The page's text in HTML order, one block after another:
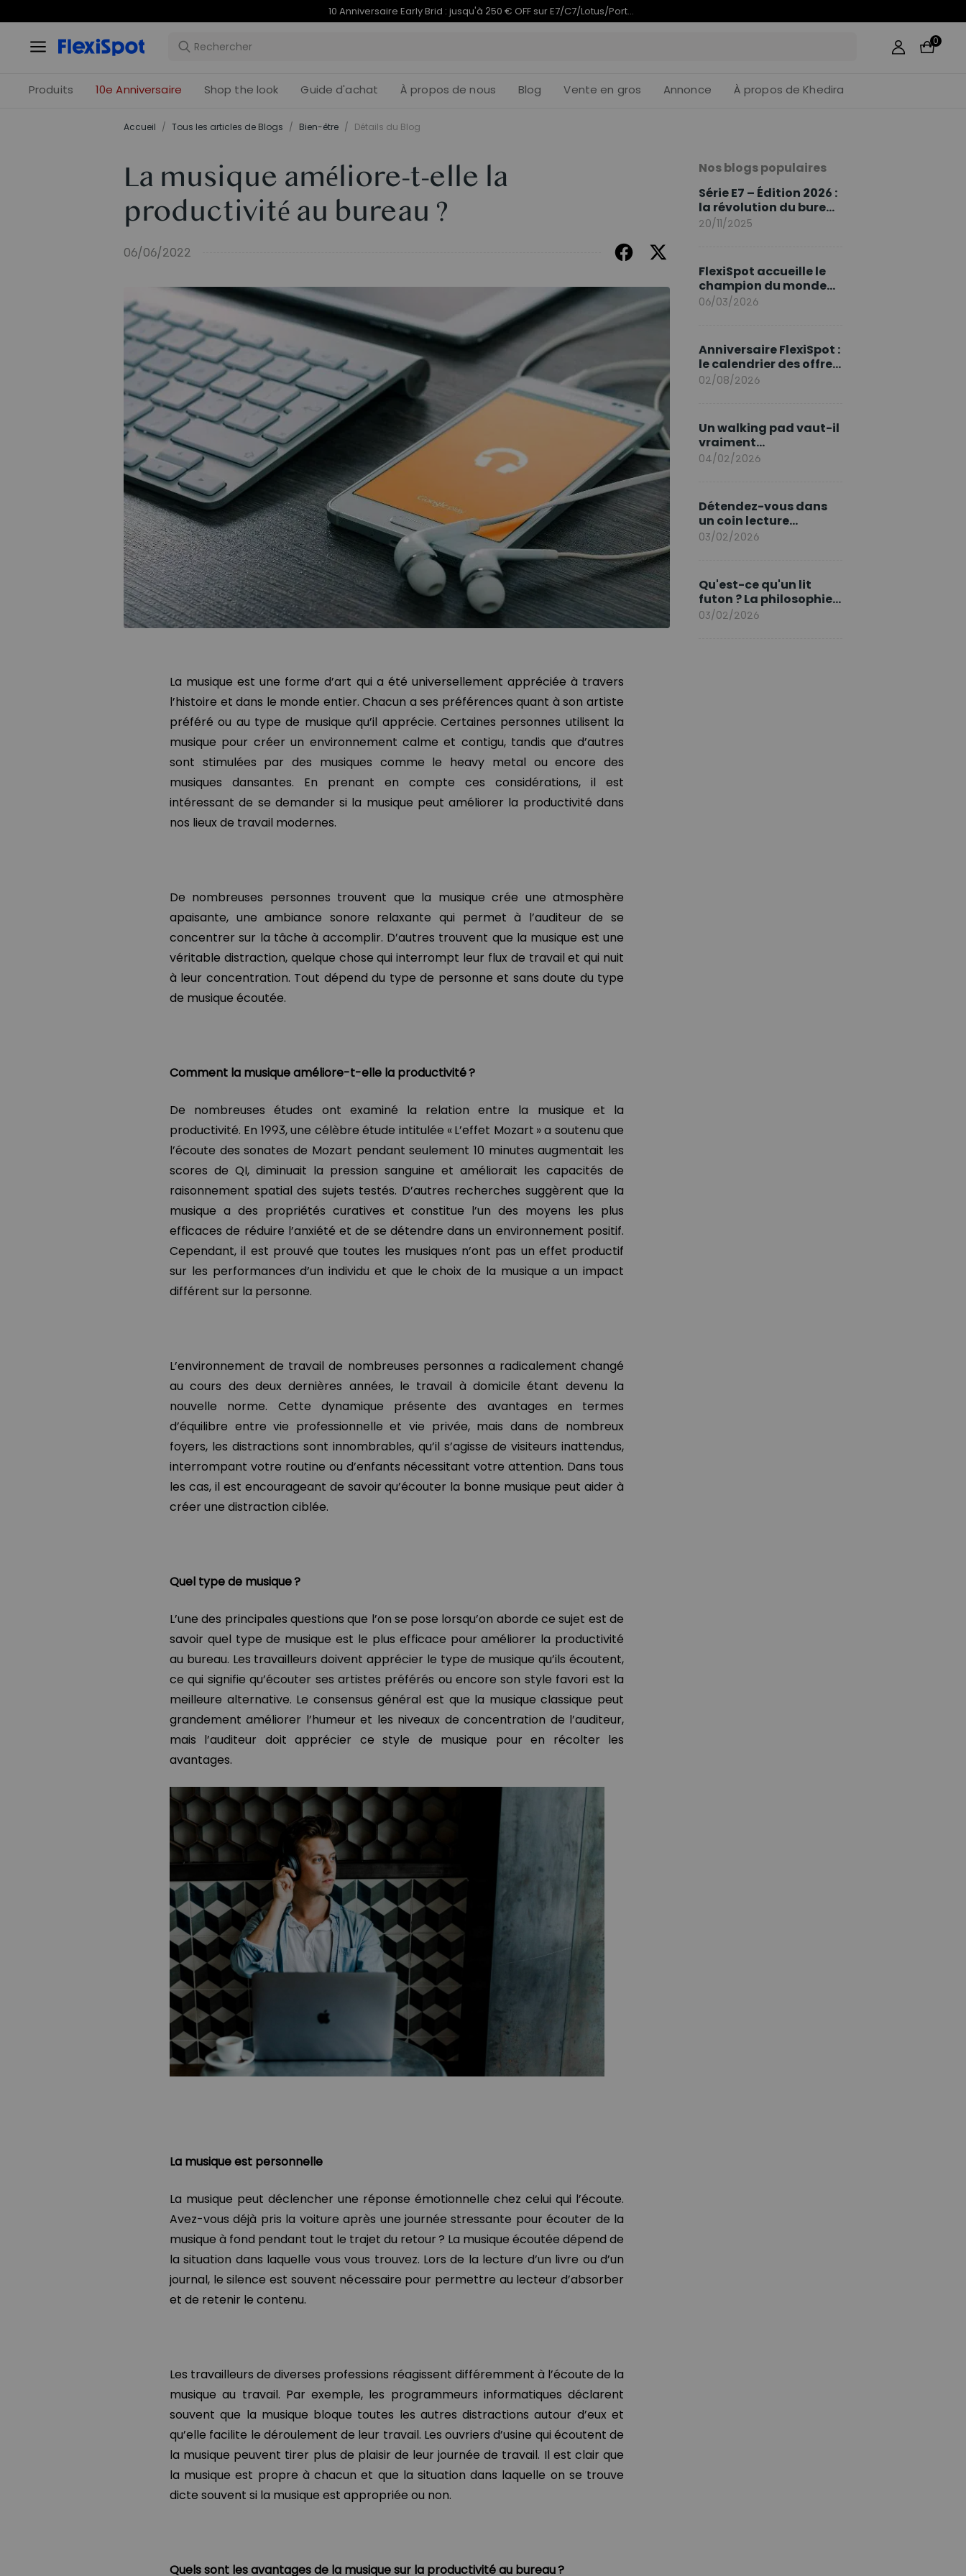
Offres du 10e anniversaire | C7 Morpher dès 579,99 € Termine en 09j 06
0
Produits 10e Anniversaire Shop the look Guide d'achat À propos de nous Blog Vente en gros Annonce À propos de Khedira
Accueil / Tous les articles de Blogs / Bien-être / Détails du Blog
La musique améliore-t-elle la
productivité au bureau ?
06/06/2022
La musique est une forme d’art qui a été universellement appréciée à travers
l’histoire et dans le monde entier. Chacun a ses préférences quant à son artiste
préféré ou au type de musique qu’il apprécie. Certaines personnes utilisent la
musique pour créer un environnement calme et contigu, tandis que d’autres
sont stimulées par des musiques comme le heavy metal ou encore des
musiques dansantes. En prenant en compte ces considérations, il est
intéressant de se demander si la musique peut améliorer la productivité dans
nos lieux de travail modernes.
De nombreuses personnes trouvent que la musique crée une atmosphère
apaisante, une ambiance sonore relaxante qui permet à l’auditeur de se
concentrer sur la tâche à accomplir. D’autres trouvent que la musique est une
véritable distraction, quelque chose qui interrompt leur flux de travail et qui nuit
à leur concentration. Tout dépend du type de personne et sans doute du type
de musique écoutée.
Comment la musique améliore-t-elle la productivité ?
De nombreuses études ont examiné la relation entre la musique et la
productivité. En 1993, une célèbre étude intitulée « L’effet Mozart » a soutenu que
l’écoute des sonates de Mozart pendant seulement 10 minutes augmentait les
scores de QI, diminuait la pression sanguine et améliorait les capacités de
raisonnement spatial des sujets testés. D’autres recherches suggèrent que la
musique a des propriétés curatives et constitue l’un des moyens les plus
efficaces de réduire l’anxiété et de se détendre dans un environnement positif.
Cependant, il est prouvé que toutes les musiques n’ont pas un effet productif
sur les performances d’un individu et que le choix de la musique a un impact
différent sur la personne.
L’environnement de travail de nombreuses personnes a radicalement changé
au cours des deux dernières années, le travail à domicile étant devenu la
nouvelle norme. Cette dynamique présente des avantages en termes
d’équilibre entre vie professionnelle et vie privée, mais dans de nombreux
foyers, les distractions sont innombrables, qu’il s’agisse de visiteurs inattendus,
interrompant votre routine ou d’enfants nécessitant votre attention. Dans tous
les cas, il est encourageant de savoir qu’écouter la bonne musique peut aider à
créer une distraction ciblée.
Quel type de musique ?
L’une des principales questions que l’on se pose lorsqu’on aborde ce sujet est de
savoir quel type de musique est le plus efficace pour améliorer la productivité
au bureau. Les travailleurs doivent apprécier le type de musique qu’ils écoutent,
ce qui signifie qu’écouter ses artistes préférés ou encore son style favori est la
meilleure alternative. Le consensus général est que la musique classique peut
grandement améliorer l’humeur et les niveaux de concentration de l’auditeur,
mais l’auditeur doit apprécier ce style de musique pour en récolter les
avantages.
La musique est personnelle
La musique peut déclencher une réponse émotionnelle chez celui qui l’écoute.
Avez-vous déjà pris la voiture après une journée stressante pour écouter de la
musique à fond pendant tout le trajet du retour ? La musique écoutée dépend de
la situation dans laquelle vous vous trouvez. Lors de la lecture d’un livre ou d’un
journal, le silence est souvent nécessaire pour permettre au lecteur d’absorber
et de retenir le contenu.
Les travailleurs de diverses professions réagissent différemment à l’écoute de la
musique au travail. Par exemple, les programmeurs informatiques déclarent
souvent que la musique bloque toutes les autres distractions autour d’eux et
qu’elle facilite le déroulement de leur travail. Les ouvriers d’usine qui écoutent de
la musique peuvent tirer plus de plaisir de leur journée de travail. Il est clair que
la musique est propre à chacun et que la situation dans laquelle on se trouve
dicte souvent si la musique est appropriée ou non.
Quels sont les avantages de la musique sur la productivité au bureau ?
Nos blogs populaires
Série E7 – Édition 2026 :
la révolution du bureau
assis debout continue
20/11/2025
FlexiSpot accueille le
champion du monde
Sami Khedira comme
06/03/2026
Anniversaire FlexiSpot :
le calendrier des offres
d’août
02/08/2026
Un walking pad vaut-il
vraiment
l'investissement ?
04/02/2026
Détendez-vous dans
un coin lecture
printanier
03/02/2026
Qu'est-ce qu'un lit
futon ? La philosophie
du sommeil japonais
03/02/2026